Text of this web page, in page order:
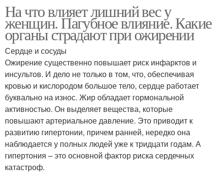
На что влияет лишний вес у
женщин. Пагубное влияние. Какие
органы страдают при ожирении
Сердце и сосуды
Ожирение существенно повышает риск инфарктов и
инсультов. И дело не только в том, что, обеспечивая
кровью и кислородом большое тело, сердце работает
буквально на износ. Жир обладает гормональной
активностью. Он выделяет вещества, которые
повышают артериальное давление. Это приводит к
развитию гипертонии, причем ранней, нередко она
наблюдается у полных людей уже к тридцати годам. А
гипертония – это основной фактор риска сердечных
катастроф.